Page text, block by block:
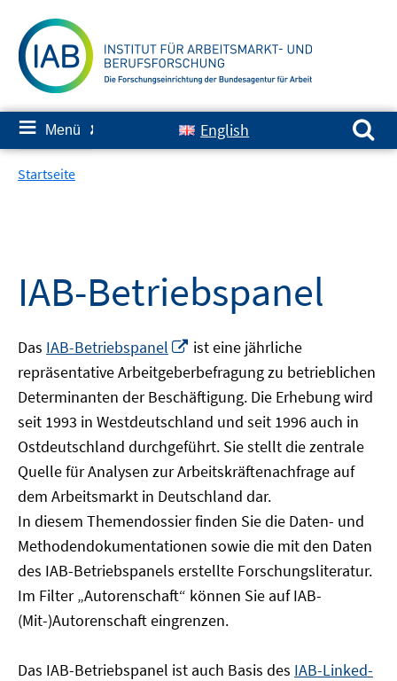
zum
Inhalt
≡ Menü ✘ English
Suchen nach:
Startseite
IAB-Betriebspanel
Das IAB-Betriebspanel
In
neuem
Fenster
öffnen
ist eine jährliche
repräsentative Arbeitgeberbefragung zu betrieblichen
Determinanten der Beschäftigung. Die Erhebung wird
seit 1993 in Westdeutschland und seit 1996 auch in
Ostdeutschland durchgeführt. Sie stellt die zentrale
Quelle für Analysen zur Arbeitskräftenachfrage auf
dem Arbeitsmarkt in Deutschland dar.
In diesem Themendossier finden Sie die Daten- und
Methodendokumentationen sowie die mit den Daten
des IAB-Betriebspanels erstellte Forschungsliteratur.
Im Filter „Autorenschaft“ können Sie auf IAB-
(Mit-)Autorenschaft eingrenzen.
Das IAB-Betriebspanel ist auch Basis des IAB-Linked-